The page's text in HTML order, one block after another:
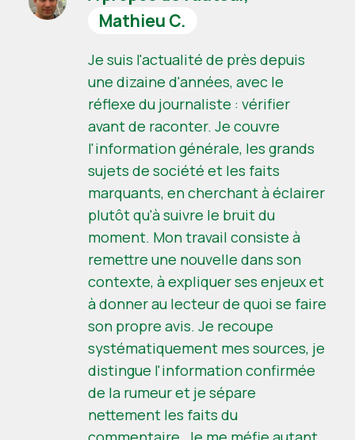
Mathieu C.
Je suis l'actualité de près depuis
une dizaine d'années, avec le
réflexe du journaliste : vérifier
avant de raconter. Je couvre
l'information générale, les grands
sujets de société et les faits
marquants, en cherchant à éclairer
plutôt qu'à suivre le bruit du
moment. Mon travail consiste à
remettre une nouvelle dans son
contexte, à expliquer ses enjeux et
à donner au lecteur de quoi se faire
son propre avis. Je recoupe
systématiquement mes sources, je
distingue l'information confirmée
de la rumeur et je sépare
nettement les faits du